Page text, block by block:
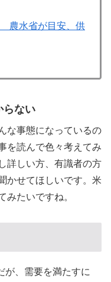
農水省が目安、供
らない
な事態になっているの
を読んで色々考えてみ
詳しい方、有識者の方
かせてほしいです。米
みたいですね。
が、需要を満たすに